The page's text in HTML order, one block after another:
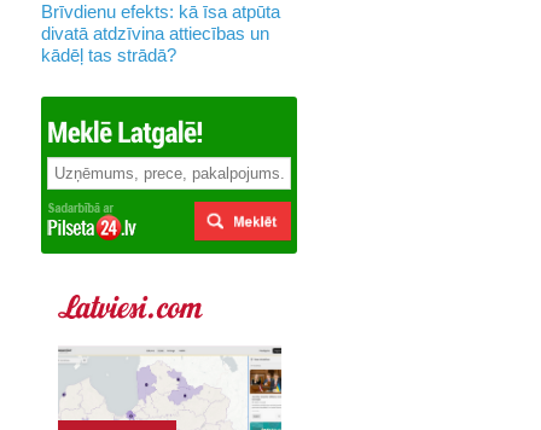
Brīvdienu efekts: kā īsa atpūta
divatā atdzīvina attiecības un
kādēļ tas strādā?